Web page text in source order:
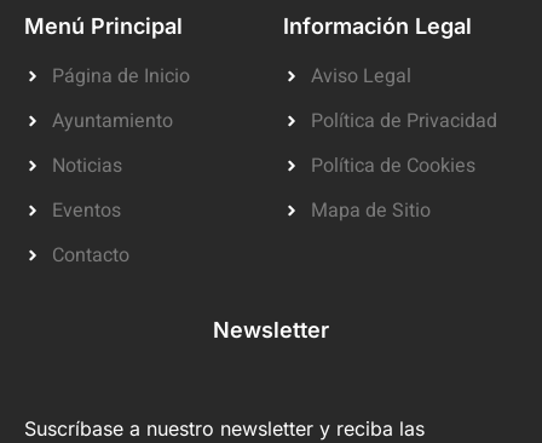
Menú Principal
Página de Inicio
Ayuntamiento
Noticias
Eventos
Contacto
Información Legal
Aviso Legal
Política de Privacidad
Política de Cookies
Mapa de Sitio
Newsletter
Suscríbase a nuestro newsletter y reciba las